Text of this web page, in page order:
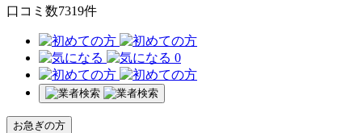
口コミ数7319件
0
お急ぎの方